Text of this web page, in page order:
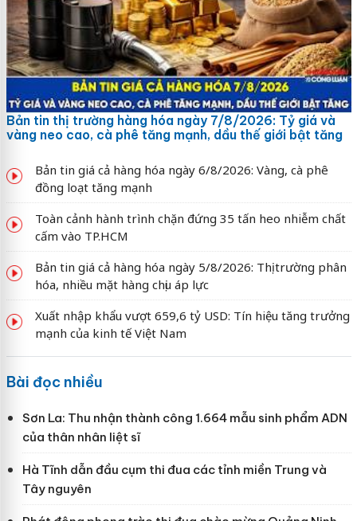
Bản tin thị trường hàng hóa ngày 7/8/2026: Tỷ giá và
vàng neo cao, cà phê tăng mạnh, dầu thế giới bật tăng
Bản tin giá cả hàng hóa ngày 6/8/2026: Vàng, cà phê
đồng loạt tăng mạnh
Toàn cảnh hành trình chặn đứng 35 tấn heo nhiễm chất
cấm vào TP.HCM
Bản tin giá cả hàng hóa ngày 5/8/2026: Thị trường phân
hóa, nhiều mặt hàng chịu áp lực
Xuất nhập khẩu vượt 659,6 tỷ USD: Tín hiệu tăng trưởng
mạnh của kinh tế Việt Nam
Bài đọc nhiều
Sơn La: Thu nhận thành công 1.664 mẫu sinh phẩm ADN
của thân nhân liệt sĩ
Hà Tĩnh dẫn đầu cụm thi đua các tỉnh miền Trung và
Tây nguyên